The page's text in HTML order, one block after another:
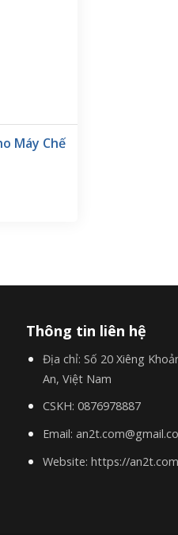
Máy Chế
Thông tin liên hệ
Địa chỉ: Số 20 Xiêng
An, Việt Nam
CSKH: 0876978887
Email:
Website: https://an2t.com